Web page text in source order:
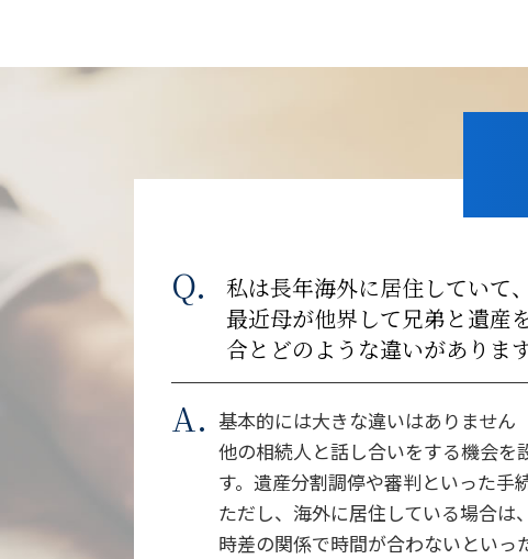
私は長年海外に居住していて
最近母が他界して兄弟と遺産
合とどのような違いがあります
基本的には大きな違いはありません
他の相続人と話し合いをする機会を
す。遺産分割調停や審判といった手
ただし、海外に居住している場合は
時差の関係で時間が合わないとい